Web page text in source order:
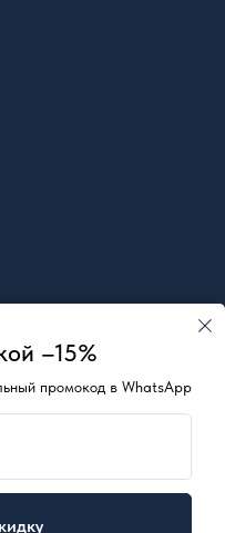
–15%
промокод в WhatsApp